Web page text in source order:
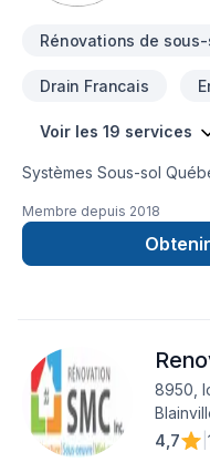
Rénovations de
Drain Francais
Voir les 19 services
Systèmes Sous-sol
d’une vaste expérience
Haydamous, a décidé
réparation de fondations
clients.Nous savons à
trouver un entrepreneur
mais Systèmes Sous-sol
L'excellent service à la
surtout la qualité,
Membre depuis 2018
8950,
4,7